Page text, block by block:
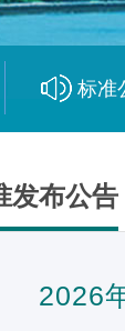
标准
发布公告
2026